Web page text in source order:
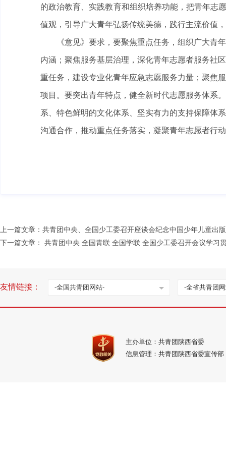
的政治教育、实践教育和组织培养功能，把青年志
值观，引导广大青年弘扬传统美德，践行主流价值
《意见》要求，要聚焦重点任务，组织广大
内涵；聚焦服务基层治理，深化青年志愿者服务社
重任务，建设专业化青年应急志愿服务力量；聚焦
项目。要突出青年特点，健全新时代志愿服务体系
系、特色鲜明的文化体系、坚实有力的支持保障体
沟通合作，推动重点任务落实，凝聚青年志愿者行
上一篇文章： 共青团中央、全国少工委召开座谈会纪念中国少年儿童出
下一篇文章：
共青团中央 全国青联 全国学联 全国少工委召开会议学习
友情链接： -全国共青团网站- -全省共青团
主办单位：共青团陕西省委
信息管理：共青团陕西省委宣传部